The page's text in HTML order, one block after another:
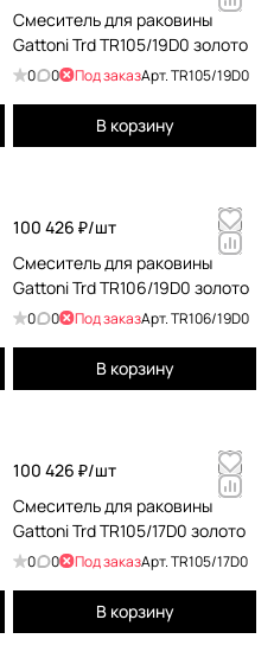
Смеситель для раковины
Gattoni Trd TR105/19D0 золото
0 0 Под заказАрт.TR105/19D0
В корзину
100 426 ₽/шт
Смеситель для раковины
Gattoni Trd TR106/19D0 золото
0 0 Под заказАрт.TR106/19D0
В корзину
100 426 ₽/шт
Смеситель для раковины
Gattoni Trd TR105/17D0 золото
0 0 Под заказАрт.TR105/17D0
В корзину